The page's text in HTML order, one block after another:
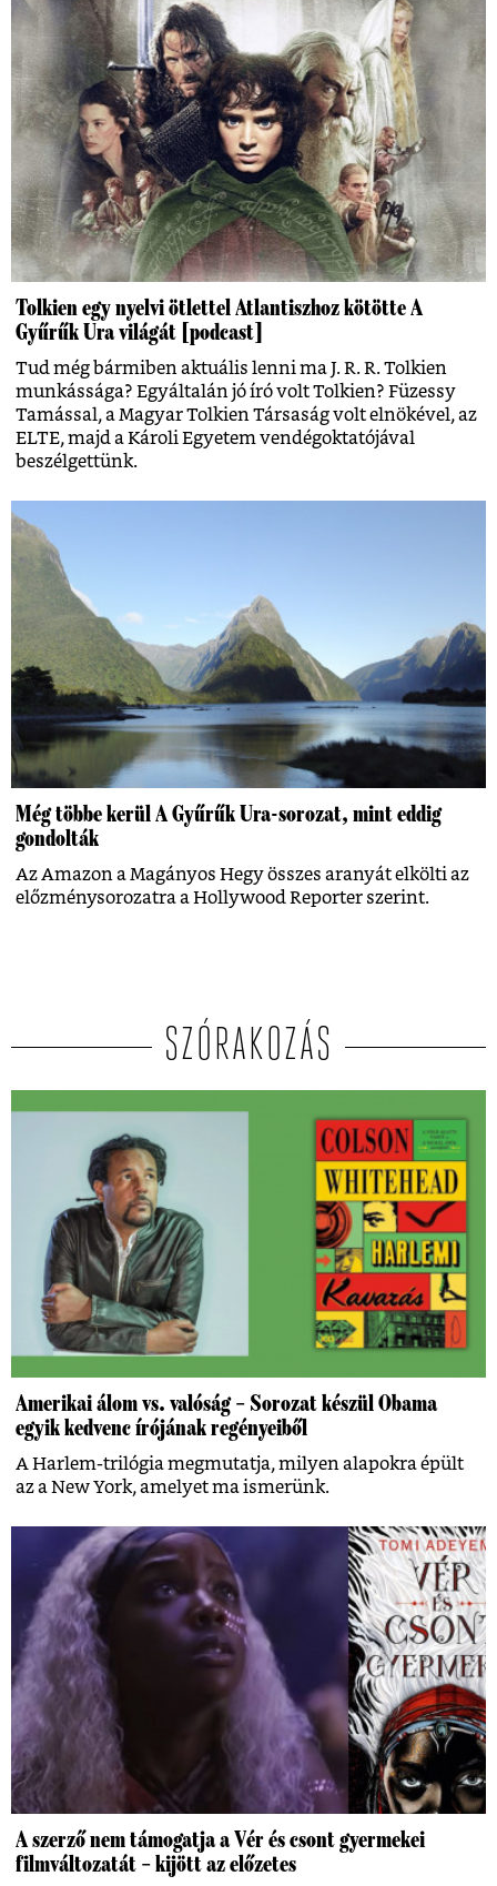
Tolkien egy nyelvi ötlettel Atlantiszhoz kötötte A
Gyűrűk Ura világát [podcast]
Tud még bármiben aktuális lenni ma J. R. R. Tolkien
munkássága? Egyáltalán jó író volt Tolkien? Füzessy
Tamással, a Magyar Tolkien Társaság volt elnökével, az
ELTE, majd a Károli Egyetem vendégoktatójával
beszélgettünk.
Még többe kerül A Gyűrűk Ura-sorozat, mint eddig
gondolták
Az Amazon a Magányos Hegy összes aranyát elkölti az
előzménysorozatra a Hollywood Reporter szerint.
SZÓRAKOZÁS
Amerikai álom vs. valóság – Sorozat készül Obama
egyik kedvenc írójának regényeiből
A Harlem-trilógia megmutatja, milyen alapokra épült
az a New York, amelyet ma ismerünk.
A szerző nem támogatja a Vér és csont gyermekei
filmváltozatát – kijött az előzetes